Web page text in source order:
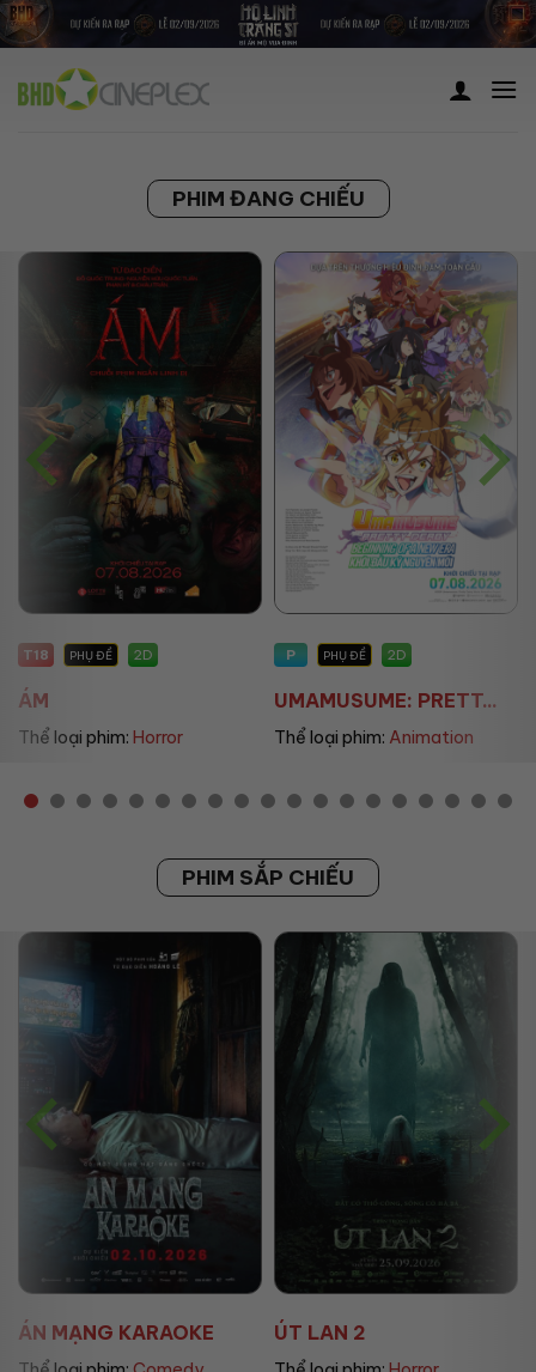
Skip
to
content
PHIM ĐANG CHIẾU
P PHỤ ĐỀ 2D
UMAMUSUME: PRETT...
Thể loại phim:Animation
PHỤ ĐỀ/LỒNG TIẾNG
THE LAND OF SOME...
Thể loại phim:Animation
PHIM SẮP CHIẾU
ÚT LAN 2 MẸ MÌN